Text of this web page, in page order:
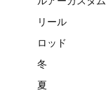
リール
ロッド
冬
夏